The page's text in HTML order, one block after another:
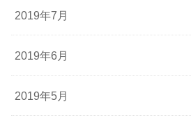
2019年7月
2019年6月
2019年5月